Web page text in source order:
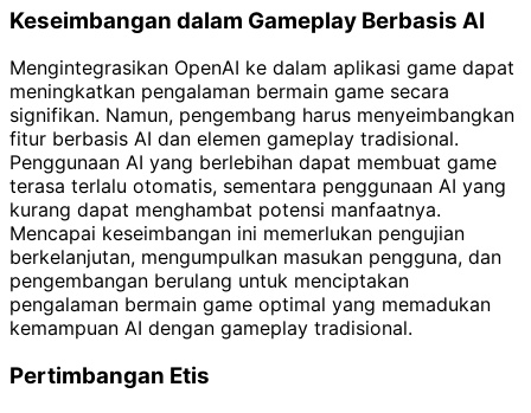
Keseimbangan dalam Gameplay Berbasis AI
Mengintegrasikan OpenAI ke dalam aplikasi game dapat
meningkatkan pengalaman bermain game secara
signifikan. Namun, pengembang harus menyeimbangkan
fitur berbasis AI dan elemen gameplay tradisional.
Penggunaan AI yang berlebihan dapat membuat game
terasa terlalu otomatis, sementara penggunaan AI yang
kurang dapat menghambat potensi manfaatnya.
Mencapai keseimbangan ini memerlukan pengujian
berkelanjutan, mengumpulkan masukan pengguna, dan
pengembangan berulang untuk menciptakan
pengalaman bermain game optimal yang memadukan
kemampuan AI dengan gameplay tradisional.
Pertimbangan Etis